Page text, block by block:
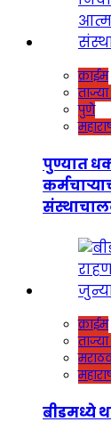
क्राईम
पुणे
पुण्यात
क्राईम
बीडमध्ये